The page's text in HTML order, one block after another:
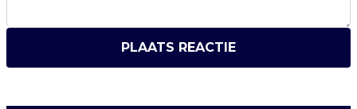
PLAATS REACTIE